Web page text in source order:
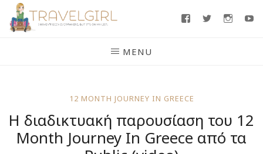
Skip
FacebookTwitter
MENU
12 MONTH JOURNEY IN GREECE
Η διαδικτυακή παρουσίαση του 12
Month Journey In Greece από τα